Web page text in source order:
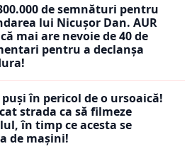
de semnături pentru
lui Nicușor Dan. AUR
mai are nevoie de 40 de
pentru a declanșa
în pericol de o ursoaică!
strada ca să filmeze
în timp ce acesta se
de mașini!